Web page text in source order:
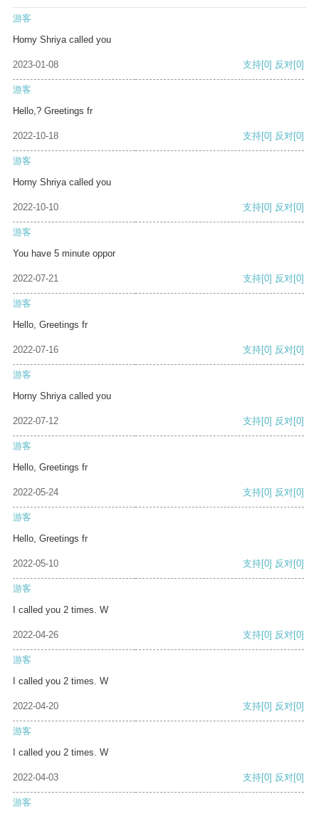
游客
Horny Shriya called you
2023-01-08 支持[0] 反对[0]
游客
Hello,? Greetings fr
2022-10-18 支持[0] 反对[0]
游客
Horny Shriya called you
2022-10-10 支持[0] 反对[0]
游客
You have 5 minute oppor
2022-07-21 支持[0] 反对[0]
游客
Hello, Greetings fr
2022-07-16 支持[0] 反对[0]
游客
Horny Shriya called you
2022-07-12 支持[0] 反对[0]
游客
Hello, Greetings fr
2022-05-24 支持[0] 反对[0]
游客
Hello, Greetings fr
2022-05-10 支持[0] 反对[0]
游客
I called you 2 times. W
2022-04-26 支持[0] 反对[0]
游客
I called you 2 times. W
2022-04-20 支持[0] 反对[0]
游客
I called you 2 times. W
2022-04-03 支持[0] 反对[0]
游客